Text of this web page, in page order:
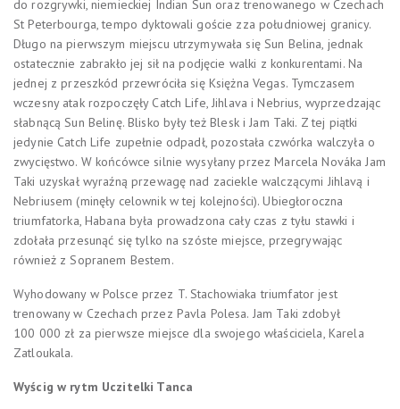
do rozgrywki, niemieckiej Indian Sun oraz trenowanego w Czechach
St Peterbourga, tempo dyktowali goście zza południowej granicy.
Długo na pierwszym miejscu utrzymywała się Sun Belina, jednak
ostatecznie zabrakło jej sił na podjęcie walki z konkurentami. Na
jednej z przeszkód przewróciła się Księżna Vegas. Tymczasem
wczesny atak rozpoczęły Catch Life, Jihlava i Nebrius, wyprzedzając
słabnącą Sun Belinę. Blisko były też Blesk i Jam Taki. Z tej piątki
jedynie Catch Life zupełnie odpadł, pozostała czwórka walczyła o
zwycięstwo. W końcówce silnie wysyłany przez Marcela Nováka Jam
Taki uzyskał wyraźną przewagę nad zaciekle walczącymi Jihlavą i
Nebriusem (minęły celownik w tej kolejności). Ubiegłoroczna
triumfatorka, Habana była prowadzona cały czas z tyłu stawki i
zdołała przesunąć się tylko na szóste miejsce, przegrywając
również z Sopranem Bestem.
Wyhodowany w Polsce przez T. Stachowiaka triumfator jest
trenowany w Czechach przez Pavla Polesa. Jam Taki zdobył
100 000 zł za pierwsze miejsce dla swojego właściciela, Karela
Zatloukala.
Wyścig w rytm Uczitelki Tanca